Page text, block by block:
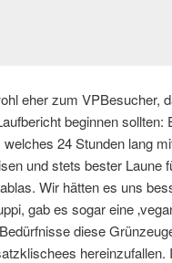
eher zum VPBesucher,
beginnen sollten:
24 Stunden lang
und stets bester Laune
Wir hätten es uns
gab es sogar eine
diese
hereinzufallen.